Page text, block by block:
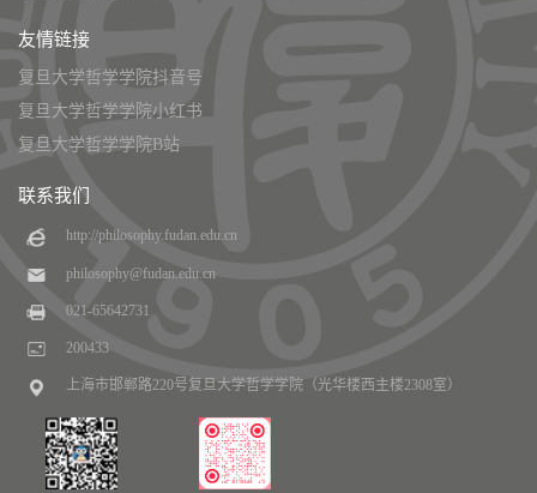
友情链接
复旦大学哲学学院抖音号
复旦大学哲学学院小红书
复旦大学哲学学院B站
联系我们
http://philosophy.fudan.edu.cn
philosophy@fudan.edu.cn
021-65642731
200433
上海市邯郸路220号复旦大学哲学学院（光华楼西主楼2308室）